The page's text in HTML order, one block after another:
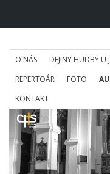
O NÁS DEJINY HUDBY U
REPERTOÁR
FOTO
KONTAKT